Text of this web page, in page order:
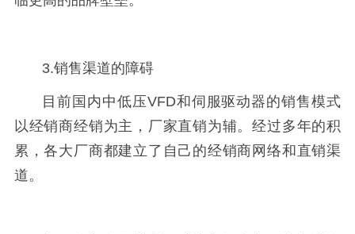
3.销售渠道的障碍
目前国内中低压VFD和伺服驱动器的销售模式
以经销商经销为主，厂家直销为辅。经过多年的积
累，各大厂商都建立了自己的经销商网络和直销渠
道。